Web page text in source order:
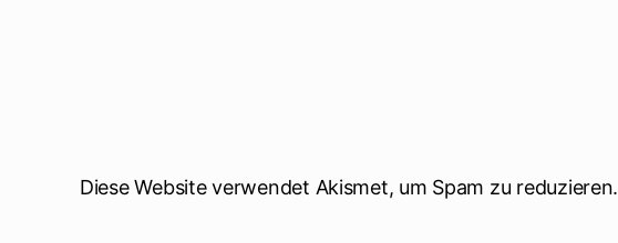
Diese Website verwendet Akismet, um Spam zu reduzieren.